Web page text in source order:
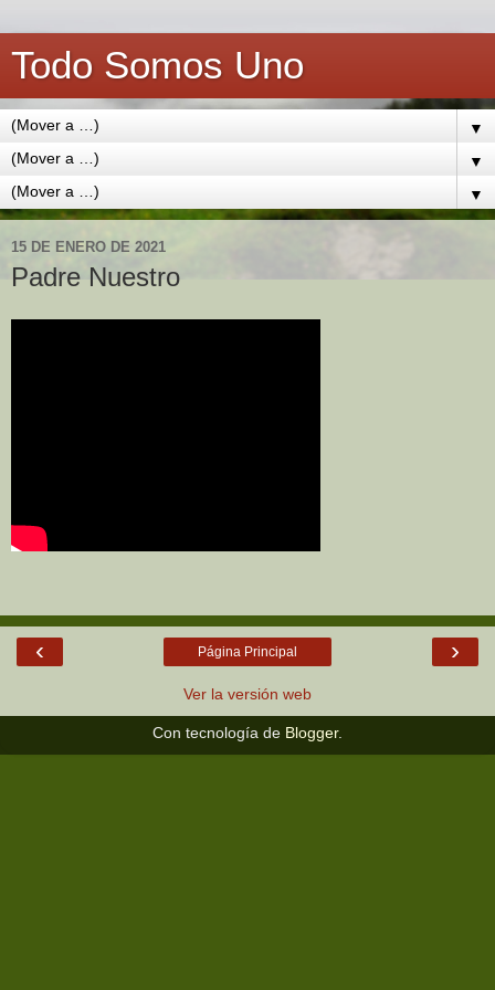
Todo Somos Uno
▼
▼
▼
15 DE ENERO DE 2021
Padre Nuestro
‹ ›
Página Principal
Ver la versión web
Con tecnología de Blogger.